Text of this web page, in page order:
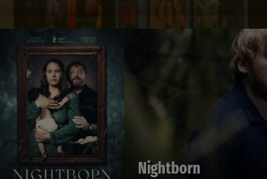
Nightborn